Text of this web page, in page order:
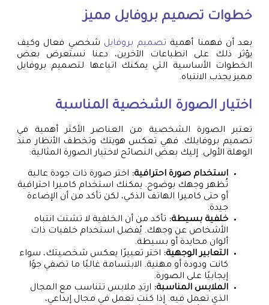
خطوات تصميم بروفايل مميز
بعد أن فهمنا أهمية تصميم بروفايل شخصي فعال وكيف
يؤثر ذلك على انطباعات الآخرين، دعنا نستعرض بعض
الخطوات الأساسية التي يمكنك اتباعها لتصميم بروفايل
مميز يجذب الانتباه.
اختيار الصورة الشخصية المناسبة
تعتبر الصورة الشخصية من العناصر الأكثر أهمية في
تصميم بروفايلك. فهي تعكس هويتك وتخطف الأنظار منذ
الوهلة الأولى. إليك بعض النصائح لاختيار الصورة المثالية:
استخدام صورة احترافية: اختر صورة ذات جودة عالية
تُظهر وجهك بوضوح. يمكنك استخدام كاميرا احترافية
أو حتى كاميرا الهاتف الذكي، لكن تأكد من أن الإضاءة
جيدة.
خلفية بسيطة: تأكد من أن الخلفية لا تشتت انتباه
الأشخاص عن وجهك. يُفضل استخدام خلفيات ذات
ألوان محايدة أو بسيطة.
التعابير الوجهية: اختر تعبيرًا يعكس شخصيتك، سواء
كانت ودودة أو مهنية. الابتسامة غالبًا ما تضفي جوًا
إيجابيًا على الصورة.
الملابس المناسبة: ارتدِ ملابس تتناسب مع المجال
الذي تعمل فيه. إذا كنت تعمل في مجال إبداعي،